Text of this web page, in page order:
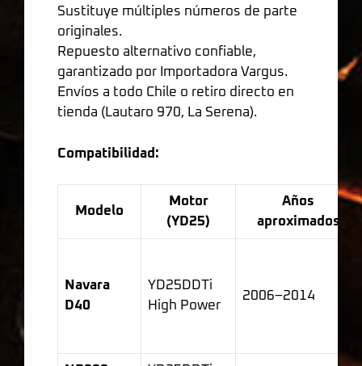
Sustituye múltiples números de parte
originales.
Repuesto alternativo confiable,
garantizado por Importadora Vargus.
Envíos a todo Chile o retiro directo en
tienda (Lautaro 970, La Serena).
Compatibilidad:
Modelo
Motor
(YD25)
Años
aproximados
Navara
D40
YD25DDTi
High Power
2006–2014